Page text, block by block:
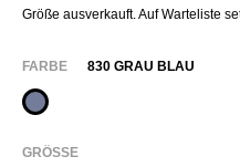
Größe ausverkauft. Auf Warteliste
FARBEAUSWÄHLEN
830 GRAU BLAU
830 Grau Blau
(Diese Option ist zurzeit nicht
GRÖSSE AUSWÄHLEN